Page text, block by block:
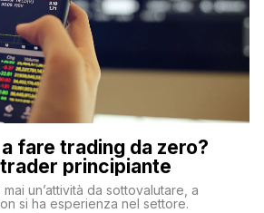
fare trading da zero?
principiante
un’attività da sottovalutare, a
si ha esperienza nel settore.